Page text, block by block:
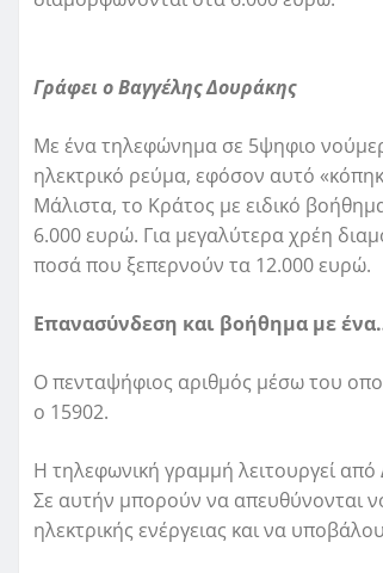
Γράφει ο Βαγγέλης Δουράκης
Με ένα τηλεφώνημα σε 5ψηφιο
ηλεκτρικό ρεύμα, εφόσον αυτό
Μάλιστα, το Κράτος με ειδικό
6.000 ευρώ. Για μεγαλύτερα χρέη
ποσά που ξεπερνούν τα 12.000 ευρώ.
Επανασύνδεση και βοήθημα με
Ο πενταψήφιος αριθμός μέσω του
ο 15902.
Η τηλεφωνική γραμμή λειτουργεί
Σε αυτήν μπορούν να απευθύνονται
ηλεκτρικής ενέργειας και να